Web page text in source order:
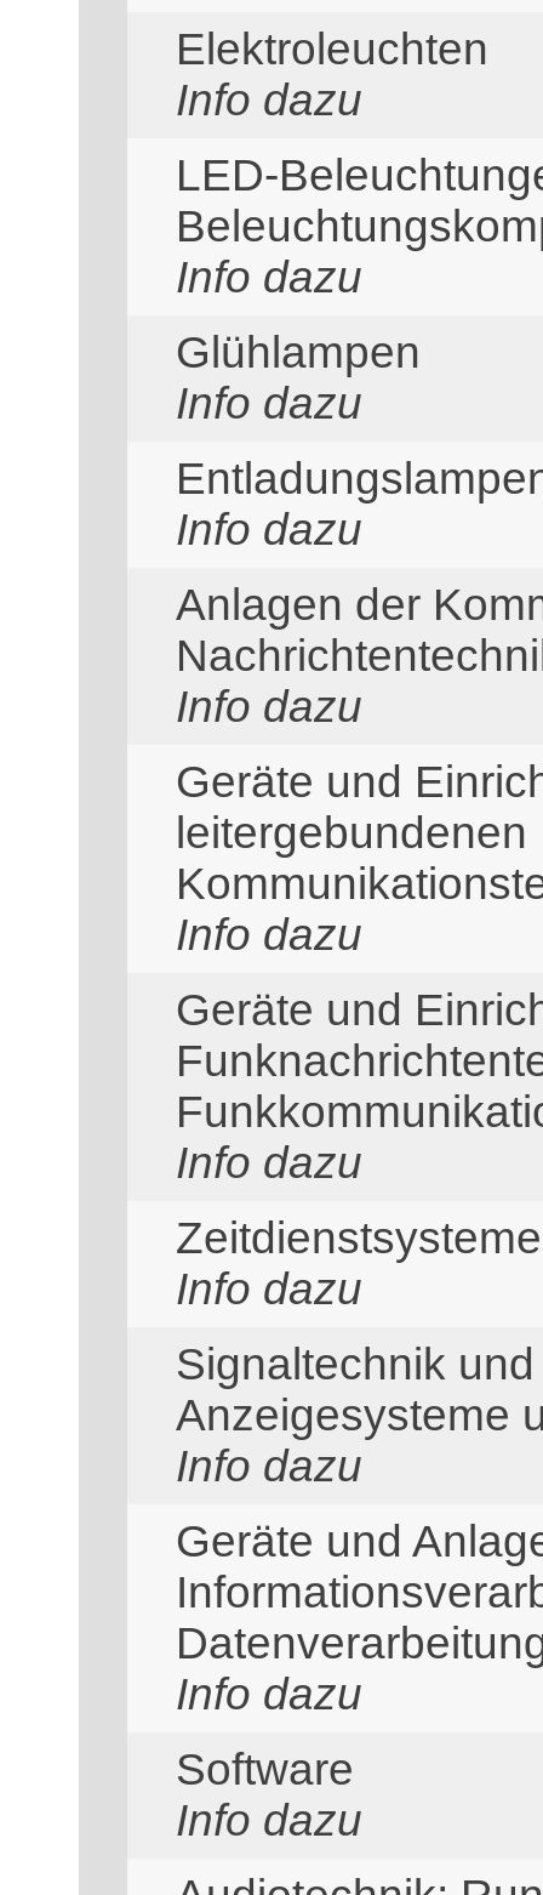
Elektroleuchten
Info dazu
LED-
Info dazu
Glühlampen
Info dazu
Info dazu
Anlagen der
Info dazu
Geräte und
Info dazu
Geräte und
Info dazu
Info dazu
Signaltechnik
Anzeigesysteme
Info dazu
Geräte und
Info dazu
Software
Info dazu